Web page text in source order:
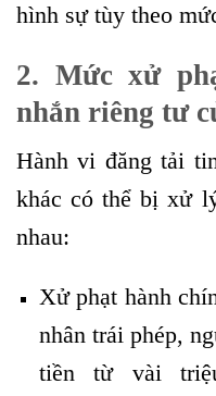
hình sự tùy theo
2. Mức xử
nhắn riêng tư
Hành vi đăng tải
khác có thể bị xử
nhau:
Xử phạt hành
nhân trái phép,
tiền từ vài